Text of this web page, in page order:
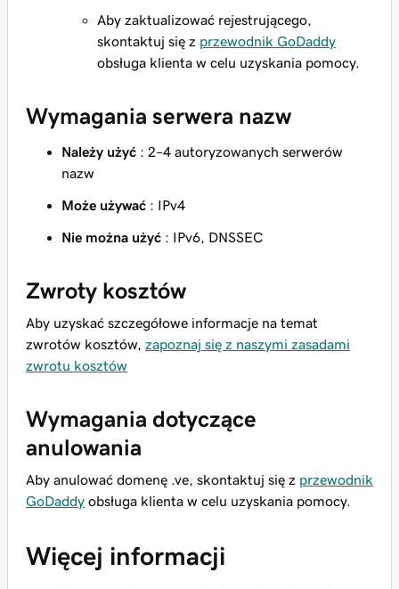
Aby zaktualizować rejestrującego,
skontaktuj się z przewodnik GoDaddy
obsługa klienta w celu uzyskania pomocy.
Wymagania serwera nazw
Należy użyć : 2–4 autoryzowanych serwerów
nazw
Może używać : IPv4
Nie można użyć : IPv6, DNSSEC
Zwroty kosztów
Aby uzyskać szczegółowe informacje na temat
zwrotów kosztów, zapoznaj się z naszymi zasadami
zwrotu kosztów
Wymagania dotyczące
anulowania
Aby anulować domenę .ve, skontaktuj się z przewodnik
GoDaddy obsługa klienta w celu uzyskania pomocy.
Więcej informacji